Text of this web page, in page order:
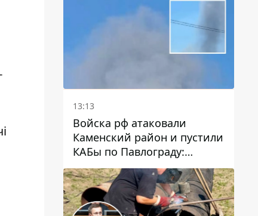
13:13
Войска рф атаковали
Каменский район и пустили
КАБы по Павлограду:
пострадал мужчина, в небо
поднимается столб дыма